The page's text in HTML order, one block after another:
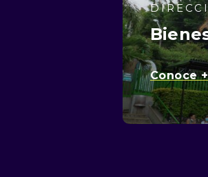
Conoce +